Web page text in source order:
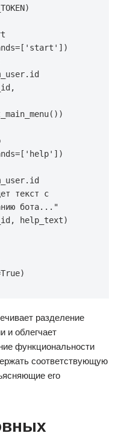
)
= [ 'start' ] )
. id
,
( ) )
= [ 'help' ] )
. id
текст с
бота..."
, help_text)
True)
разделение
и облегчает
функциональности
соответствующую
его